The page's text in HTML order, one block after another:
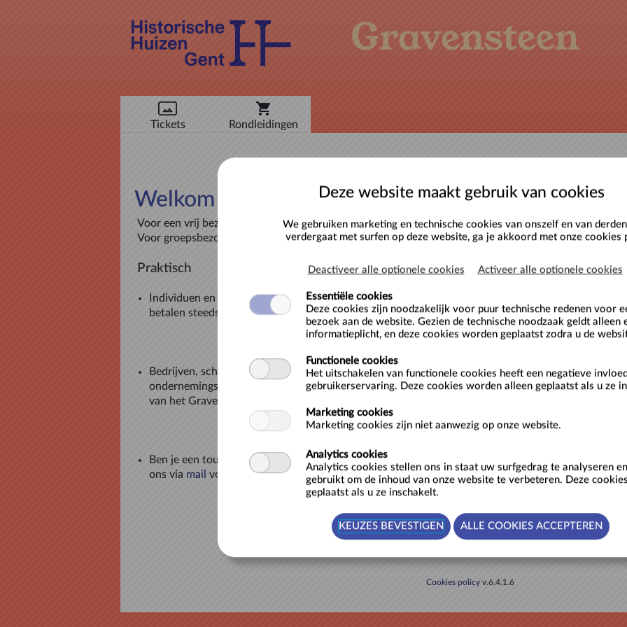
Tickets Rondleidingen
Welkom in onze ticketshop
Voor een vrij bezoek, klik op Tickets.
Voor groepsbezoeken, klik dan op Rondleidingen.
Praktisch
Individuen en verenigingen zonder ondernemingsnummer
betalen steeds online.
Bedrijven, scholen en verenigingen met een
ondernemingsnummer kunnen betalen op factuur of aan de balie
van het Gravensteen.
Ben je een touroperator , registreer je hiernaast en
contacteer
ons via mail voor 15% korting op de ticketprijzen.
Aanmelden
Gebruikersnaam
niet
»
Cookies policy v.6.4.1.6
Deze website maakt gebruik van cookies
We gebruiken marketing en technische cookies van onszelf en van
verdergaat met surfen op deze website, ga je akkoord met onze cookies
Deactiveer alle optionele cookies Activeer alle optionele cookies
Essentiële cookies
Deze cookies zijn noodzakelijk voor puur technische redenen voor
bezoek aan de website. Gezien de technische noodzaak geldt alleen
informatieplicht, en deze cookies worden geplaatst zodra u de
Functionele cookies
Het uitschakelen van functionele cookies heeft een negatieve
gebruikerservaring. Deze cookies worden alleen geplaatst als u ze
Marketing cookies
Marketing cookies zijn niet aanwezig op onze website.
Analytics cookies
Analytics cookies stellen ons in staat uw surfgedrag te analyseren
gebruikt om de inhoud van onze website te verbeteren. Deze
geplaatst als u ze inschakelt.